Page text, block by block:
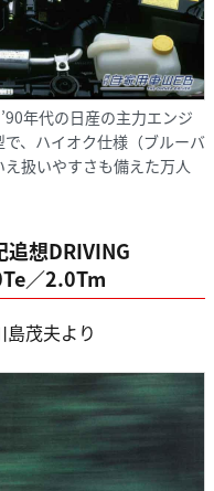
年代の日産の主力エンジ
、ハイオク仕様（ブルーバ
扱いやすさも備えた万人
追想DRIVING
／2.0Tm
茂夫より